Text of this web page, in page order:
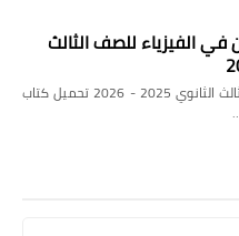
في الفيزياء للصف الثالث
تحميل كتاب الامتحان في الفيزياء للصف الثالث الثانوي 2025 - 2026 تحميل كتاب